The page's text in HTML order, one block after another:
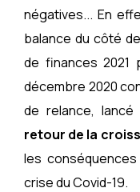
négatives... En
balance du côté
de finances 2021
décembre 2020
de relance, lancé
retour de la
les
crise du Covid-19.